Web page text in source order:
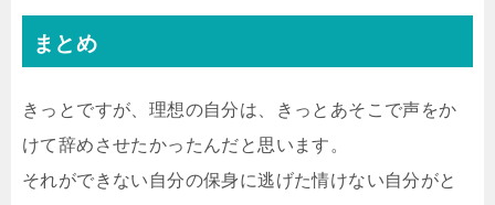
まとめ
きっとですが、理想の自分は、きっとあそこで声をか
けて辞めさせたかったんだと思います。
それができない自分の保身に逃げた情けない自分がと